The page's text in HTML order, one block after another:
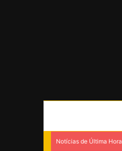
Notícias de Última Hora